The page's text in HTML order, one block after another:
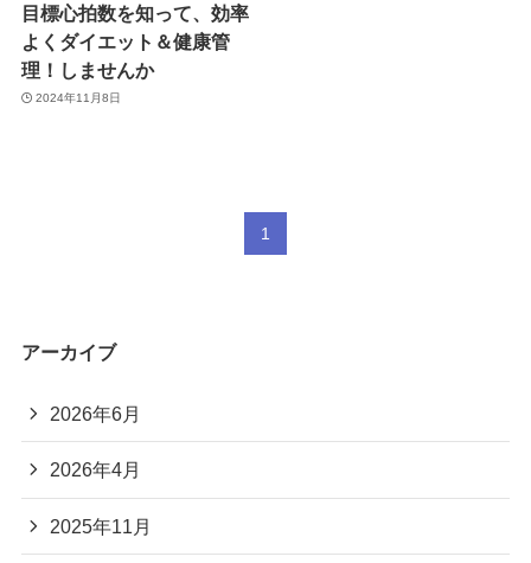
目標心拍数を知って、効率
よくダイエット＆健康管
理！しませんか
2024年11月8日
1
アーカイブ
2026年6月
2026年4月
2025年11月